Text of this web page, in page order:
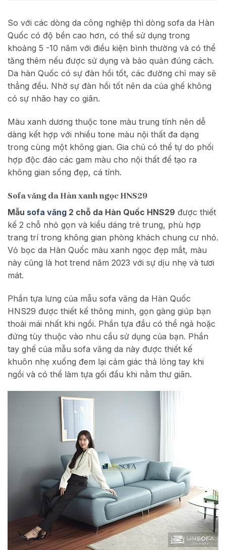
So với các dòng da công nghiệp thì dòng sofa da Hàn
Quốc có độ bền cao hơn, có thể sử dụng trong
khoảng 5 -10 năm với điều kiện bình thường và có thể
tăng thêm nếu được sử dụng và bảo quản đúng cách.
Da hàn Quốc có sự đàn hồi tốt, các đường chỉ may sẽ
thẳng đều. Nhờ sự đàn hồi tốt nên da của ghế không
có sự nhão hay co giãn.
Màu xanh dương thuộc tone màu trung tính nên dễ
dàng kết hợp với nhiều tone màu nội thất đa dạng
trong cùng một không gian. Gia chủ có thể tự do phối
hợp độc đáo các gam màu cho nội thất để tạo ra
không gian sống đẹp, cá tính.
Sofa văng da Hàn xanh ngọc HNS29
Mẫu sofa văng 2 chỗ da Hàn Quốc HNS29 được thiết
kế 2 chỗ nhỏ gọn và kiểu dáng trẻ trung, phù hợp
trang trí trong không gian phòng khách chung cư nhỏ.
Vỏ bọc da Hàn Quốc màu xanh ngọc đẹp mắt, màu
này cũng là hot trend năm 2023 với sự dịu nhẹ và tươi
mát.
Phần tựa lưng của mẫu sofa văng da Hàn Quốc
HNS29 được thiết kế thông minh, gọn gàng giúp bạn
thoải mái nhất khi ngồi. Phần tựa đầu có thể ngả hoặc
đứng tùy thuộc vào nhu cầu sử dụng của bạn. Phần
tay ghế của mẫu sofa văng da này được thiết kế
khuôn nhẹ xuống đem lại cảm giác thả lỏng tay khi
ngồi và có thể làm tựa gối đầu khi nằm thư giãn.